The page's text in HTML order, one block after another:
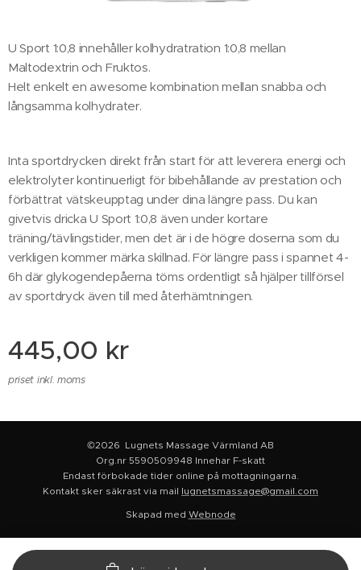
U Sport 1:0,8 innehåller kolhydratration 1:0,8 mellan
Maltodextrin och Fruktos.
Helt enkelt en awesome kombination mellan snabba och
långsamma kolhydrater.
Inta sportdrycken direkt från start för att leverera energi och
elektrolyter kontinuerligt för bibehållande av prestation och
förbättrat vätskeupptag under dina längre pass. Du kan
givetvis dricka U Sport 1:0,8 även under kortare
träning/tävlingstider, men det är i de högre doserna som du
verkligen kommer märka skillnad. För längre pass i spannet 4-
6h där glykogendepåerna töms ordentligt så hjälper tillförsel
av sportdryck även till med återhämtningen.
445,00 kr
priset inkl. moms
©2026 Lugnets Massage Värmland AB
Org.nr 5590509948 Innehar F-skatt
Endast förbokade tider online på mottagningarna.
Kontakt sker säkrast via mail lugnetsmassage@gmail.com
Skapad med Webnode